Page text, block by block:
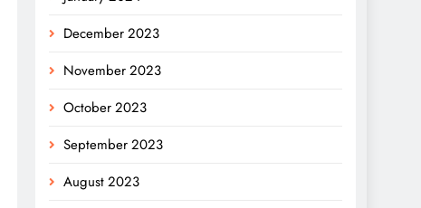
December 2023
November 2023
October 2023
September 2023
August 2023